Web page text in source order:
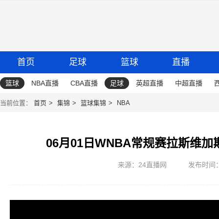
首页 足球 篮球 直播
篮球 NBA直播 CBA直播 足球 英超直播 中超直播
当前位置： 首页 集锦 篮球集锦 NBA
06月01日WNBA常规赛拉斯维加
来源：24直播网 发布时间